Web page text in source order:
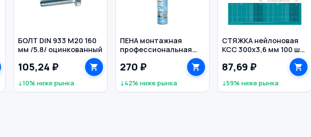
БОЛТ DIN 933 M20 160
мм /5.8/ оцинкованный
105,24 ₽
↓10% ниже рынка
ПЕНА монтажная
профессиональная
летняя 625 мл PROFIL
270 ₽
↓42% ниже рынка
СТЯЖКА нейлоновая
КСС 300х3,6 мм 100 шт
87,69 ₽
↓59% ниже рынка